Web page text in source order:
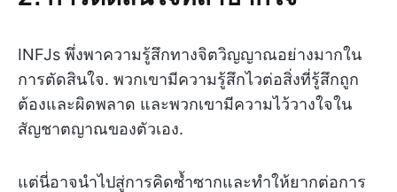
INFJs พึ่งพาความรู้สึกทางจิตวิญญาณอย่างมากใน
การตัดสินใจ. พวกเขามีความรู้สึกไวต่อสิ่งที่รู้สึกถูก
ต้องและผิดพลาด และพวกเขามีความไว้วางใจใน
สัญชาตญาณของตัวเอง.
แต่นี่อาจนำไปสู่การคิดซ้ำซากและทำให้ยากต่อการ